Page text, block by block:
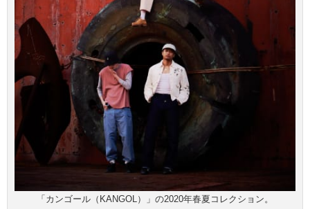
「カンゴール（KANGOL）」の2020年春夏コレクション。